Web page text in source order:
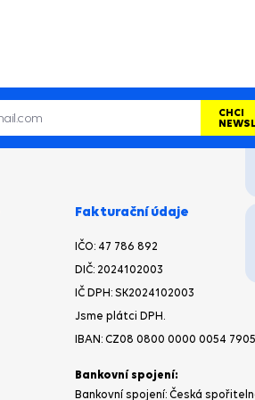
CHCI
Fakturační údaje
IČO: 47 786 892
DIČ: 2024102003
IČ DPH: SK2024102003
Jsme plátci DPH.
IBAN: CZ08 0800 0000 0054
Bankovní spojení:
Bankovní spojení: Česká